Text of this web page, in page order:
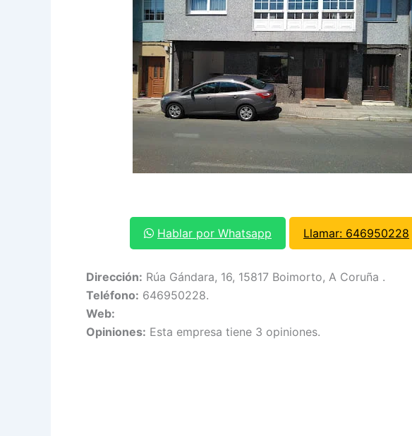
Hablar por Whatsapp Llamar: 646950228
Dirección: Rúa Gándara, 16, 15817 Boimorto, A Coruña .
Teléfono: 646950228.
Web:
Opiniones: Esta empresa tiene 3 opiniones.